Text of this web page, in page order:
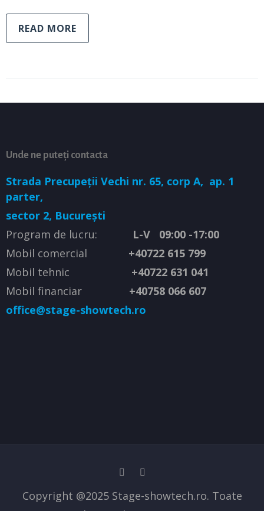
READ MORE
Unde ne puteți contacta
Strada Precupeții Vechi nr. 65, corp A, ap. 1
parter,
sector 2, București
Program de lucru: L-V 09:00 -17:00
Mobil comercial +40722 615 799
Mobil tehnic +40722 631 041
Mobil financiar +40758 066 607
office@stage-showtech.ro
Copyright @2025 Stage-showtech.ro. Toate